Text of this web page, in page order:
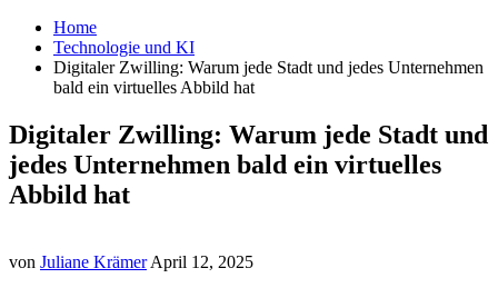
Home
Technologie und KI
Digitaler Zwilling: Warum jede Stadt und jedes Unternehmen
bald ein virtuelles Abbild hat
Digitaler Zwilling: Warum jede Stadt und
jedes Unternehmen bald ein virtuelles
Abbild hat
von Juliane Krämer April 12, 2025